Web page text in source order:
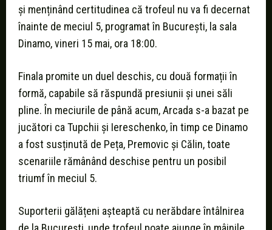
și menținând certitudinea că trofeul nu va fi decernat
înainte de meciul 5, programat în București, la sala
Dinamo, vineri 15 mai, ora 18:00.
Finala promite un duel deschis, cu două formații în
formă, capabile să răspundă presiunii și unei săli
pline. În meciurile de până acum, Arcada s-a bazat pe
jucători ca Tupchii și Iereschenko, în timp ce Dinamo
a fost susținută de Peța, Premovic și Călin, toate
scenariile rămânând deschise pentru un posibil
triumf în meciul 5.
Suporterii gălățeni așteaptă cu nerăbdare întâlnirea